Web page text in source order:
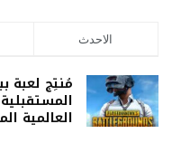
الاحدث
مُنتِج
العالمية